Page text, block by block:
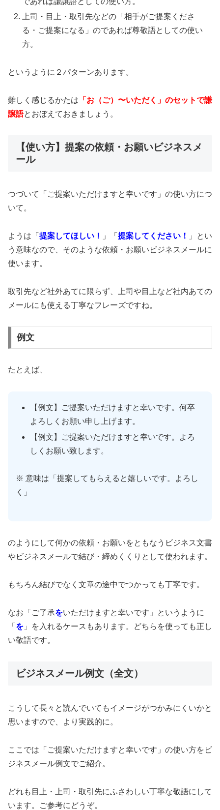
上司・目上・取引先などの「相手がご提案くださ
る・ご提案になる」のであれば尊敬語としての使い
方。
というように２パターンあります。
難しく感じるかたは 「お（ご）〜いただく」のセットで謙
譲語とおぼえておきましょう。
【使い方】提案の依頼・お願いビジネスメ
ール
つづいて「ご提案いただけますと幸いです」の使い方につ
いて。
ようは「 提案してほしい！ 」「 提案してください！
」とい
う意味なので、そのような依頼・お願いビジネスメールに
使います。
取引先など社外あてに限らず、上司や目上など社内あての
メールにも使える丁寧なフレーズですね。
例文
たとえば、
【例文】ご提案いただけますと幸いです。何卒
よろしくお願い申し上げます。
【例文】ご提案いただけますと幸いです。よろ
しくお願い致します。
※ 意味は「提案してもらえると嬉しいです。よろし
く」
のようにして何かの依頼・お願いをともなうビジネス文書
やビジネスメールで結び・締めくくりとして使われます。
もちろん結びでなく文章の途中でつかっても丁寧です。
なお「ご了承をいただけますと幸いです」というように
「 を 」を入れるケースもあります。どちらを使っても正し
い敬語です。
ビジネスメール例文（全文）
こうして長々と読んでいてもイメージがつかみにくいかと
思いますので、より実践的に。
ここでは「ご提案いただけますと幸いです」の使い方をビ
ジネスメール例文でご紹介。
どれも目上・上司・取引先にふさわしい丁寧な敬語にして
います。ご参考にどうぞ。